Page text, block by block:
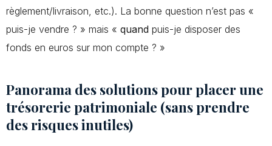
règlement/livraison, etc.). La bonne question n’est pas «
puis-je vendre ? » mais « quand puis-je disposer des
fonds en euros sur mon compte ? »
Panorama des solutions pour placer une
trésorerie patrimoniale (sans prendre
des risques inutiles)